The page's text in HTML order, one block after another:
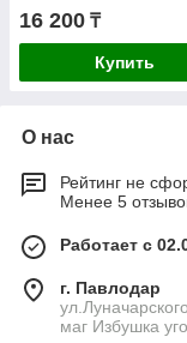
16 200 ₸
Купить
О нас
Рейтинг не
Менее 5
Работает с
г. Павлодар
маг Избушка